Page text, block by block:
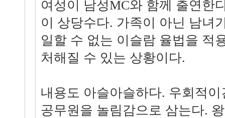
여성이 남성MC와 함께 출연한
이 상당수다. 가족이 아닌 남녀
일할 수 없는 이슬람 율법을 적
처해질 수 있는 상황이다.
내용도 아슬아슬하다. 우회적
공무원을 놀림감으로 삼는다.